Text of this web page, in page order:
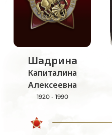
Шадрина
Капиталина
Алексеевна
1920 - 1990